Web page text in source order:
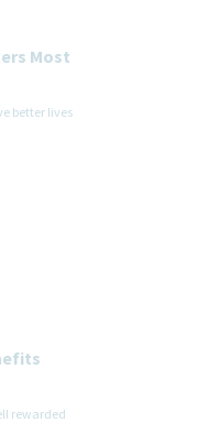
Most
better lives
rewarded